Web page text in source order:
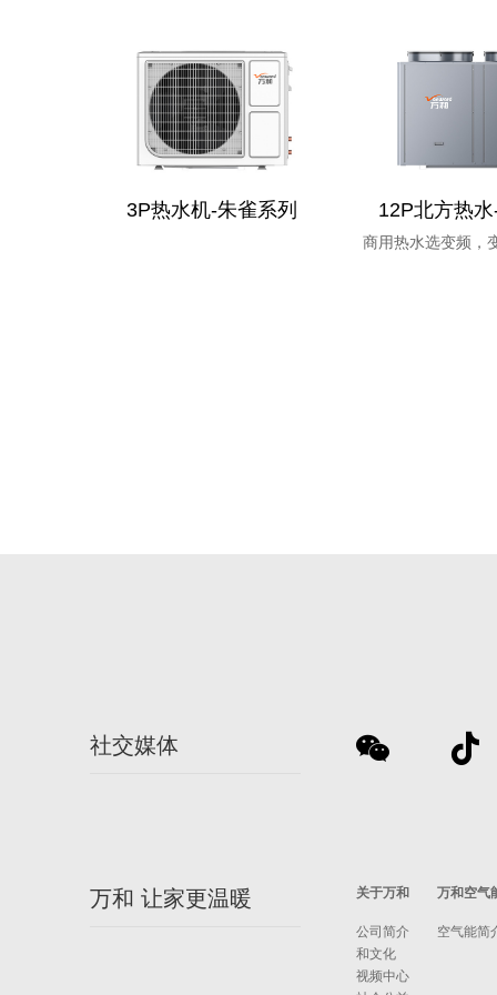
3P热水机-朱雀系列 12P北方热
商用热水选变频，
社交媒体
万和 让家更温暖 关于万和
公司简介
和文化
视频中心
万和空气
空气能简